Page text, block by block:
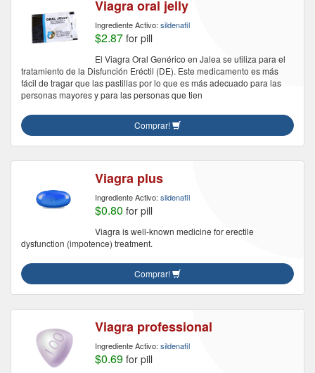
Viagra oral jelly
Ingrediente Activo: sildenafil
$2.87 for pill
El Viagra Oral Genérico en Jalea se utiliza para el
tratamiento de la Disfunción Eréctil (DE). Este medicamento es más
fácil de tragar que las pastillas por lo que es más adecuado para las
personas mayores y para las personas que tien
Comprar!
Viagra plus
Ingrediente Activo: sildenafil
$0.80 for pill
Viagra is well-known medicine for erectile
dysfunction (impotence) treatment.
Comprar!
Viagra professional
Ingrediente Activo: sildenafil
$0.69 for pill